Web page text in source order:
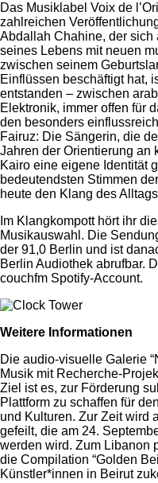
Das Musiklabel Voix de
zahlreichen
Abdallah Chahine, der
seines Lebens mit neuen
zwischen seinem
Einflüssen beschäftigt hat,
entstanden – zwischen
Elektronik, immer offen für
den besonders
Fairuz: Die Sängerin, die
Jahren der Orientierung an
Kairo eine eigene Identität
bedeutendsten Stimmen
heute den Klang des
Im Klangkompott hört ihr
Musikauswahl. Die
der 91,0 Berlin und ist
Berlin Audiothek abrufbar.
couchfm Spotify-Account.
Weitere Informationen
Die audio-visuelle Galerie
Musik mit Recherche-
Ziel ist es, zur Förderung
Plattform zu schaffen für
und Kulturen. Zur Zeit wird
gefeilt, die am 24.
werden wird. Zum Libanon
die Compilation “Golden
Künstler*innen in Beirut